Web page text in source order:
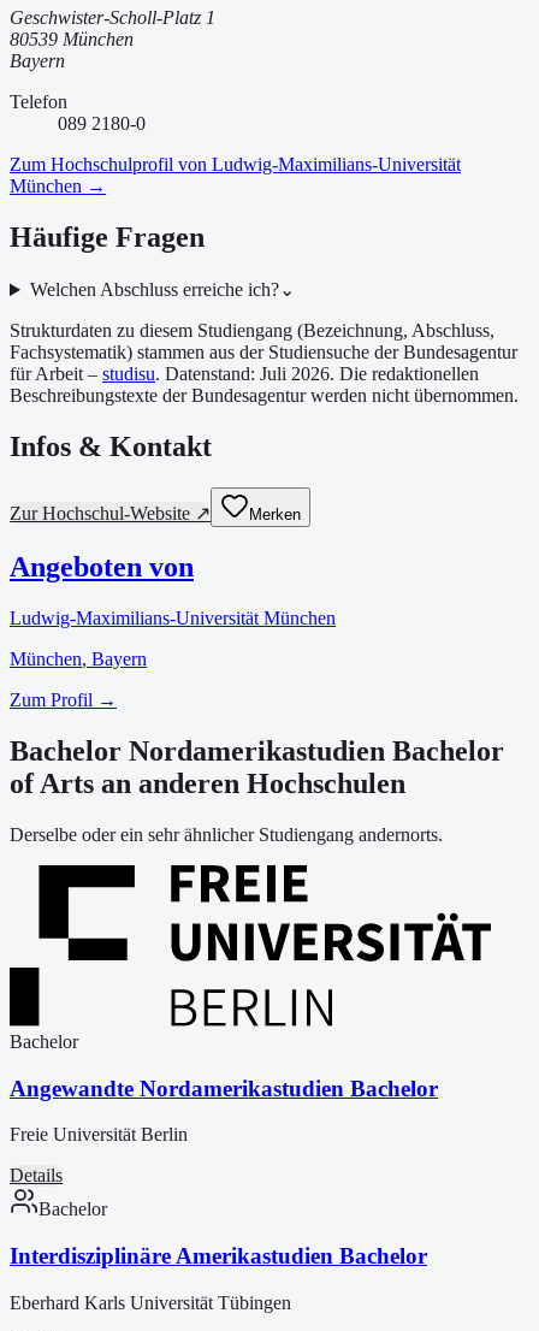
Geschwister-Scholl-Platz 1
80539 München
Bayern
Telefon
089 2180-0
Zum Hochschulprofil von Ludwig-Maximilians-Universität
München →
Häufige Fragen
Welchen Abschluss erreiche ich?⌄
Strukturdaten zu diesem Studiengang (Bezeichnung, Abschluss,
Fachsystematik) stammen aus der Studiensuche der Bundesagentur
für Arbeit – studisu. Datenstand: Juli 2026. Die redaktionellen
Beschreibungstexte der Bundesagentur werden nicht übernommen.
Infos & Kontakt
Zur Hochschul-Website ↗ Merken
Angeboten von
Ludwig-Maximilians-Universität München
München, Bayern
Zum Profil →
Bachelor Nordamerikastudien Bachelor
of Arts an anderen Hochschulen
Derselbe oder ein sehr ähnlicher Studiengang andernorts.
Bachelor
Angewandte Nordamerikastudien Bachelor
Freie Universität Berlin
Details
Bachelor
Interdisziplinäre Amerikastudien Bachelor
Eberhard Karls Universität Tübingen